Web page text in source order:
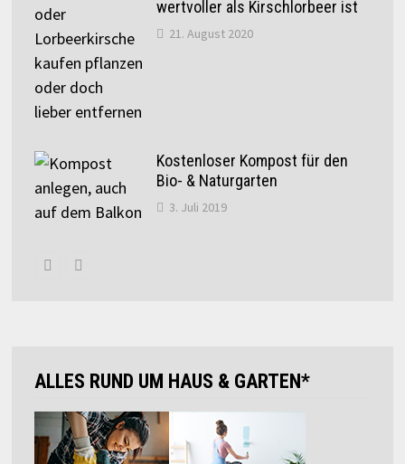
wertvoller als Kirschlorbeer ist
21. August 2020
Kostenloser Kompost für den
Bio- & Naturgarten
3. Juli 2019
ALLES RUND UM HAUS & GARTEN*